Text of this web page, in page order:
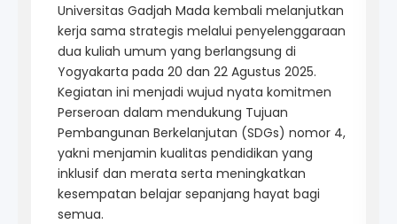
kembali menggelar pelatihan fire drill tahunan
di kantor pusat sebagai bentuk komitmen
perusahaan dalam menciptakan lingkungan
kerja yang aman dan siaga. Inisiatif ini
merupakan bagian dari upaya berkelanjutan
perusahaan dalam mendukung Tujuan
Pembangunan Berkelanjutan (SDGs),
khususnya Tujuan ke-8 tentang pekerjaan
layak dan pertumbuhan ekonomi, serta
Tujuan ke-3 mengenai kehidupan sehat dan
sejahtera.